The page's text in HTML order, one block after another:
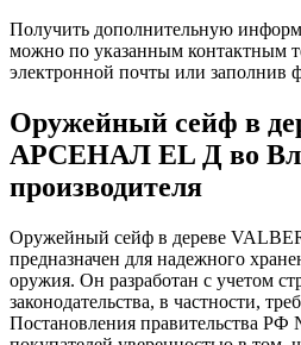
Получить дополнительную
можно по указанным контактным
электронной почты или заполнив
Оружейный сейф в
АРСЕНАЛ EL Д во
производителя
Оружейный сейф в дереве
предназначен для надежного
оружия. Он разработан с учетом
законодательства, в частности,
Постановления правительства РФ